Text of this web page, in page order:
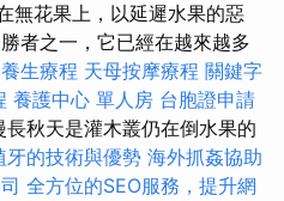
無花果上，以延遲水果的惡
者之一，它已經在越來越多
生療程 天母按摩療程 關鍵字
養護中心 單人房 台胞證申請
長秋天是灌木叢仍在倒水果的
牙的技術與優勢 海外抓姦協助
全方位的SEO服務，提升網